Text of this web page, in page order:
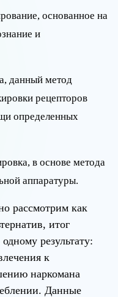
основанное на
и
данный метод
рецепторов
определенных
в основе метода
аппаратуры.
рассмотрим как
итог
результату:
к
наркомана
Данные